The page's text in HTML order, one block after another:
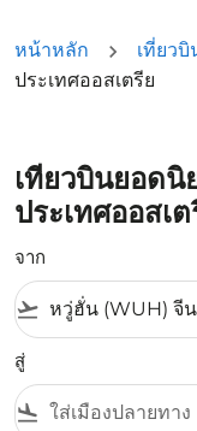
หน้าหลัก เที่ยวบิ
ประเทศออสเตรีย
เที่ยวบินยอดนิ
ประเทศออสเต
จาก
flight_takeoff
สู่
flight_land